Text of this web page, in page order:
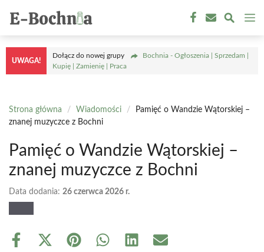
treści
UWAGA!
Dołącz do nowej grupy
Bochnia - Ogłoszenia | Sprzedam |
Kupię | Zamienię | Praca
Strona główna / Wiadomości /
Pamięć o Wandzie Wątorskiej –
znanej muzyczce z Bochni
Pamięć o Wandzie Wątorskiej –
znanej muzyczce z Bochni
Data dodania: 26 czerwca 2026 r.
Share
Share Share Share Share Share